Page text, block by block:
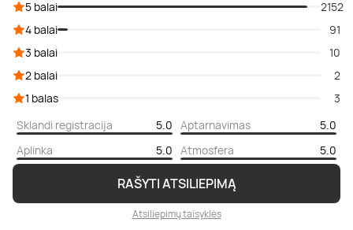
RAŠYTI ATSILIEPIMĄ
Atsiliepimų taisyklės
5 balai
2152
4 balai
91
3 balai
10
2 balai
2
1 balas
3
Sklandi registracija
5.0 Aptarnavimas
5.0
Aplinka
5.0 Atmosfera 5.0